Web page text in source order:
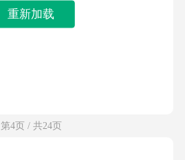
重新加载
第4页 / 共24页